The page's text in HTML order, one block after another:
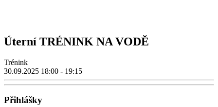
Úterní TRÉNINK NA VODĚ
Trénink
30.09.2025 18:00 - 19:15
Přihlášky